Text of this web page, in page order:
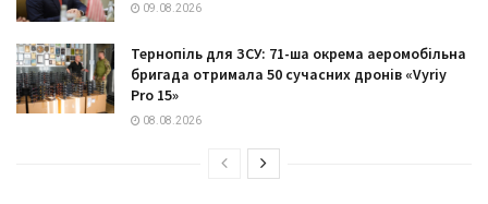
09.08.2026
Тернопіль для ЗСУ: 71-ша окрема аеромобільна
бригада отримала 50 сучасних дронів «Vyriy
Pro 15»
08.08.2026